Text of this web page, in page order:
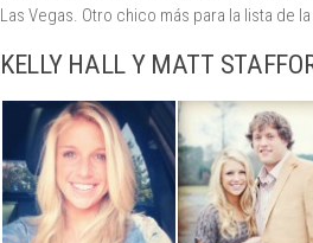
Las Vegas. Otro chico más para la lista de
KELLY HALL Y MATT